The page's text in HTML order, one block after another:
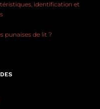
identification et
punaises de lit ?